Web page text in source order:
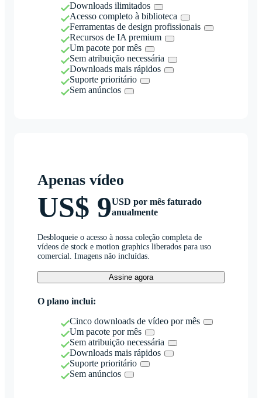
Downloads ilimitados
Acesso completo à biblioteca
Ferramentas de design profissionais
Recursos de IA premium
Um pacote por mês
Sem atribuição necessária
Downloads mais rápidos
Suporte prioritário
Sem anúncios
Apenas vídeo
US$ 9USD por mês faturado
anualmente
Desbloqueie o acesso à nossa coleção completa de
vídeos de stock e motion graphics liberados para uso
comercial. Imagens não incluídas.
Assine agora
O plano inclui:
Cinco downloads de vídeo por mês
Um pacote por mês
Sem atribuição necessária
Downloads mais rápidos
Suporte prioritário
Sem anúncios